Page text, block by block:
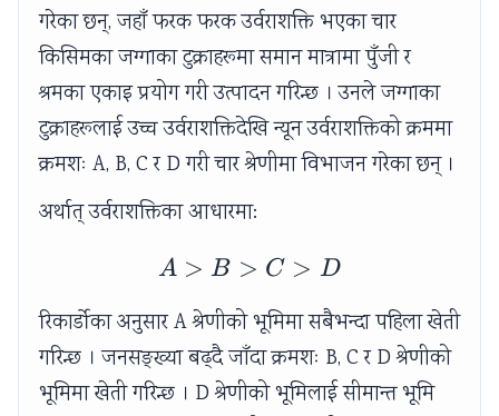
गरेका छन्, जहाँ फरक फरक उर्वराशक्ति भएका चार
किसिमका जग्गाका टुक्राहरूमा समान मात्रामा पुँजी र
श्रमका एकाइ प्रयोग गरी उत्पादन गरिन्छ । उनले जग्गाका
टुक्राहरूलाई उच्च उर्वराशक्तिदेखि न्यून उर्वराशक्तिको क्रममा
क्रमशः A, B, C र D गरी चार श्रेणीमा विभाजन गरेका छन् ।
अर्थात् उर्वराशक्तिका आधारमा:
A > B > C > D
A > B > C > D
रिकार्डोका अनुसार A श्रेणीको भूमिमा सबैभन्दा पहिला खेती
गरिन्छ । जनसङ्ख्या बढ्दै जाँदा क्रमशः B, C र D श्रेणीको
भूमिमा खेती गरिन्छ । D श्रेणीको भूमिलाई सीमान्त भूमि